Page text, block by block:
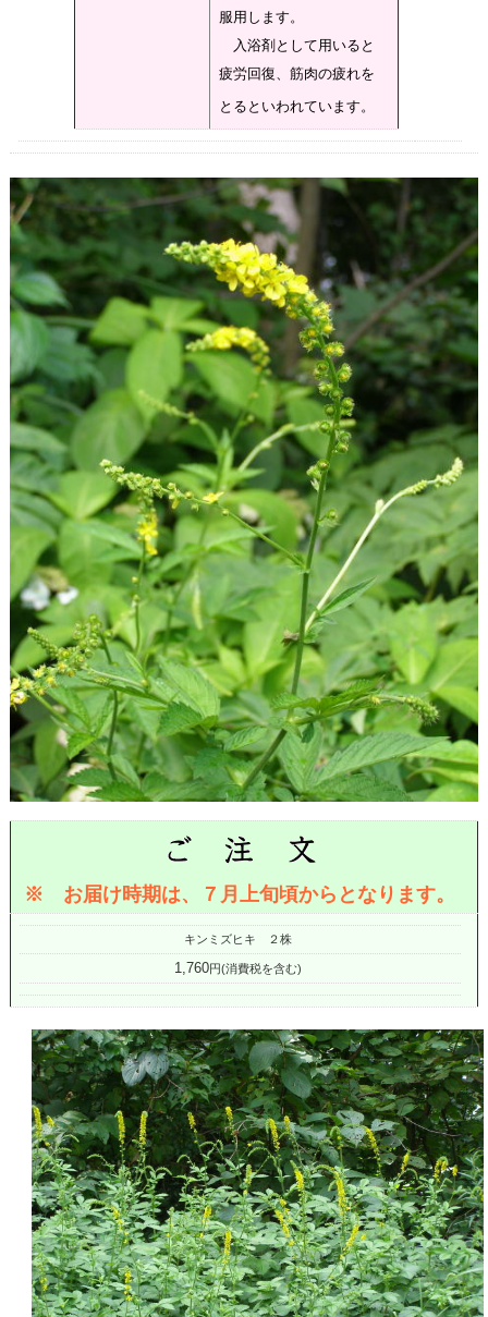
服用します。
入浴剤として用いると
疲労回復、筋肉の疲れを
とるといわれています。
※ お届け時期は、７月上旬頃からとなります。
キンミズヒキ ２株
1,760円(消費税を含む)